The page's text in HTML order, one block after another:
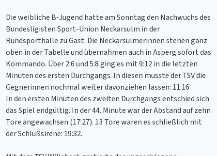
Die weibliche B-Jugend hatte am Sonntag den Nachwuchs des
Bundesligisten Sport-Union Neckarsulm in der
Rundsporthalle zu Gast. Die Neckarsulmerinnen stehen ganz
oben in der Tabelle und übernahmen auch in Asperg sofort das
Kommando. Über 2:6 und 5:8 ging es mit 9:12 in die letzten
Minuten des ersten Durchgangs. In diesen musste der TSV die
Gegnerinnen nochmal weiter davonziehen lassen: 11:16.
In den ersten Minuten des zweiten Durchgangs entschied sich
das Spiel endgültig. In der 44. Minute war der Abstand auf zehn
Tore angewachsen (17:27). 13 Tore waren es schließlich mit
der Schlußsirene: 19:32.